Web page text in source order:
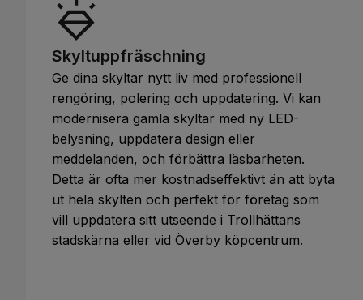
Skyltuppfräschning
Ge dina skyltar nytt liv med professionell
rengöring, polering och uppdatering. Vi kan
modernisera gamla skyltar med ny LED-
belysning, uppdatera design eller
meddelanden, och förbättra läsbarheten.
Detta är ofta mer kostnadseffektivt än att byta
ut hela skylten och perfekt för företag som
vill uppdatera sitt utseende i Trollhättans
stadskärna eller vid Överby köpcentrum.